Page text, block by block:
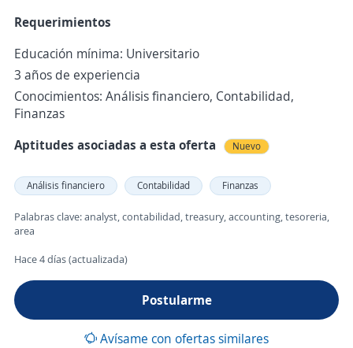
Requerimientos
Educación mínima: Universitario
3 años de experiencia
Conocimientos: Análisis financiero, Contabilidad,
Finanzas
Aptitudes asociadas a esta oferta
Nuevo
Análisis financiero Contabilidad Finanzas
Palabras clave: analyst, contabilidad, treasury, accounting, tesoreria,
area
Hace 4 días (actualizada)
Postularme
Avísame con ofertas similares